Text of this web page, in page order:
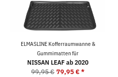
ELMASLINE Kofferraumwanne &
Gummimatten für
NISSAN LEAF ab 2020
99,95 € 79,95 €*